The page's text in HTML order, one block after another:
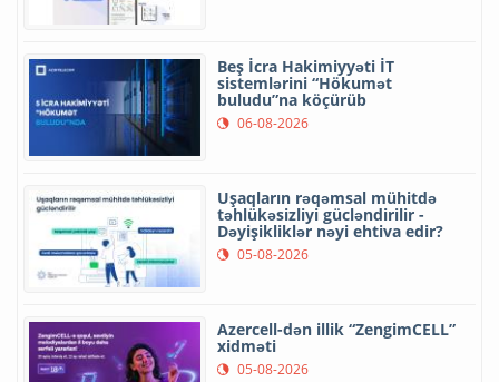
Beş İcra Hakimiyyəti İT
sistemlərini “Hökumət
buludu”na köçürüb
06-08-2026
Uşaqların rəqəmsal mühitdə
təhlükəsizliyi gücləndirilir -
Dəyişikliklər nəyi ehtiva edir?
05-08-2026
Azercell-dən illik “ZengimCELL”
xidməti
05-08-2026